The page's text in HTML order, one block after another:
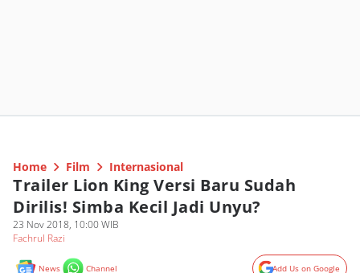
Home Film Internasional
Trailer Lion King Versi Baru Sudah
Dirilis! Simba Kecil Jadi Unyu?
23 Nov 2018, 10:00 WIB
Fachrul Razi
News Channel Add Us on Google